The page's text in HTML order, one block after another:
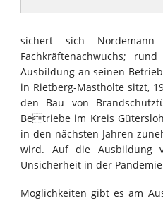
sichert sich
Fachkräftenachwuchs;
Ausbildung an seinen
in Rietberg-Mastholte sitzt,
den Bau von
Betriebe im Kreis
in den nächsten Jahren
wird. Auf die Ausbildung
Unsicherheit in der
Möglichkeiten gibt es am